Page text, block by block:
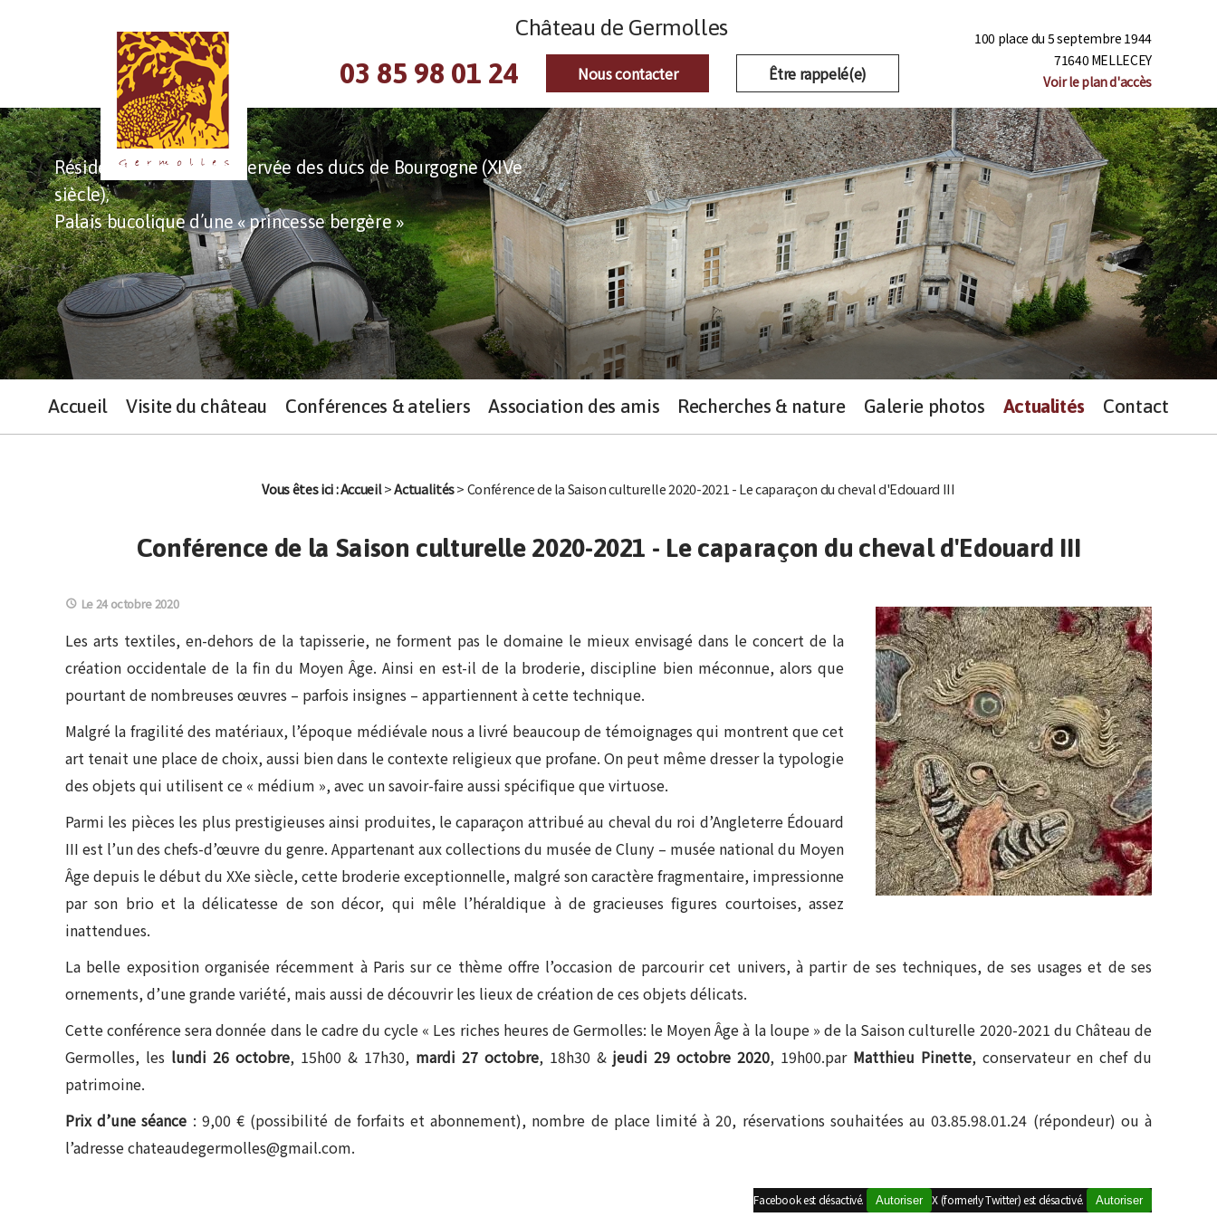
100 place du 5 septembre 1944
71640 MELLECEY
Voir le plan d'accès
Château de Germolles
03 85 98 01 24 Nous contacter Être rappelé(e)
Accueil Visite du château Conférences & ateliers Association des amis Recherches & nature Galerie photos Actualités Contact
Résidence la mieux conservée des ducs de Bourgogne (XIVe
siècle),
Palais bucolique d’une « princesse bergère »
Vous êtes ici :Accueil>Actualités> Conférence de la Saison culturelle 2020-2021 - Le caparaçon du cheval d'Edouard III
Conférence de la Saison culturelle 2020-2021 - Le caparaçon du cheval d'Edouard III
Le 24 octobre 2020
Les arts textiles, en-dehors de la tapisserie, ne forment pas le domaine le mieux envisagé dans le concert de la
création occidentale de la fin du Moyen Âge. Ainsi en est-il de la broderie, discipline bien méconnue, alors que
pourtant de nombreuses œuvres – parfois insignes – appartiennent à cette technique.
Malgré la fragilité des matériaux, l’époque médiévale nous a livré beaucoup de témoignages qui montrent que cet
art tenait une place de choix, aussi bien dans le contexte religieux que profane. On peut même dresser la typologie
des objets qui utilisent ce « médium », avec un savoir-faire aussi spécifique que virtuose.
Parmi les pièces les plus prestigieuses ainsi produites, le caparaçon attribué au cheval du roi d’Angleterre Édouard
III est l’un des chefs-d’œuvre du genre. Appartenant aux collections du musée de Cluny – musée national du Moyen
Âge depuis le début du XXe siècle, cette broderie exceptionnelle, malgré son caractère fragmentaire, impressionne
par son brio et la délicatesse de son décor, qui mêle l’héraldique à de gracieuses figures courtoises, assez
inattendues.
La belle exposition organisée récemment à Paris sur ce thème offre l’occasion de parcourir cet univers, à partir de ses techniques, de ses usages et de ses
ornements, d’une grande variété, mais aussi de découvrir les lieux de création de ces objets délicats.
Cette conférence sera donnée dans le cadre du cycle « Les riches heures de Germolles: le Moyen Âge à la loupe » de la Saison culturelle 2020-2021 du Château de
Germolles, les lundi 26 octobre, 15h00 & 17h30, mardi 27 octobre, 18h30 & jeudi 29 octobre 2020, 19h00.par Matthieu Pinette, conservateur en chef du
patrimoine.
Prix d’une séance : 9,00 € (possibilité de forfaits et abonnement), nombre de place limité à 20, réservations souhaitées au 03.85.98.01.24 (répondeur) ou à
l’adresse chateaudegermolles@gmail.com.
X (formerly Twitter) est désactivé. Autoriser
Facebook est désactivé. Autoriser